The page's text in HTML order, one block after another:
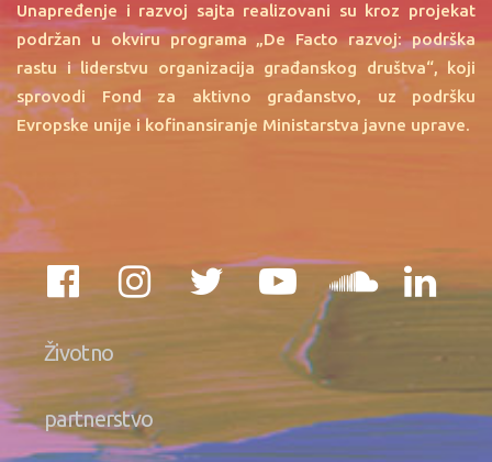
Unapređenje i razvoj sajta realizovani su kroz projekat
podržan u okviru programa „De Facto razvoj: podrška
rastu i liderstvu organizacija građanskog društva“, koji
sprovodi Fond za aktivno građanstvo, uz podršku
Evropske unije i kofinansiranje Ministarstva javne uprave.
Životno
partnerstvo